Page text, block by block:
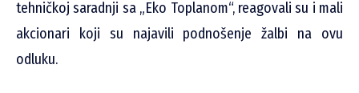
tehničkoj saradnji sa „Eko Toplanom“, reagovali su i mali
akcionari koji su najavili podnošenje žalbi na ovu
odluku.